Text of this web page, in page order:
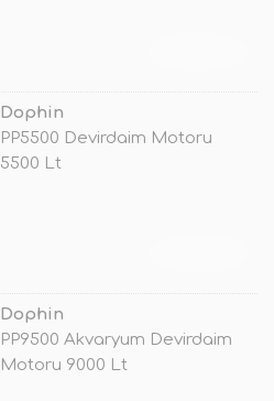
Dophin
PP5500 Devirdaim Motoru
5500 Lt
Dophin
PP9500 Akvaryum Devirdaim
Motoru 9000 Lt